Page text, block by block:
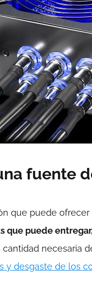
fuente
que puede
que puede
necesaria
y desgaste de los